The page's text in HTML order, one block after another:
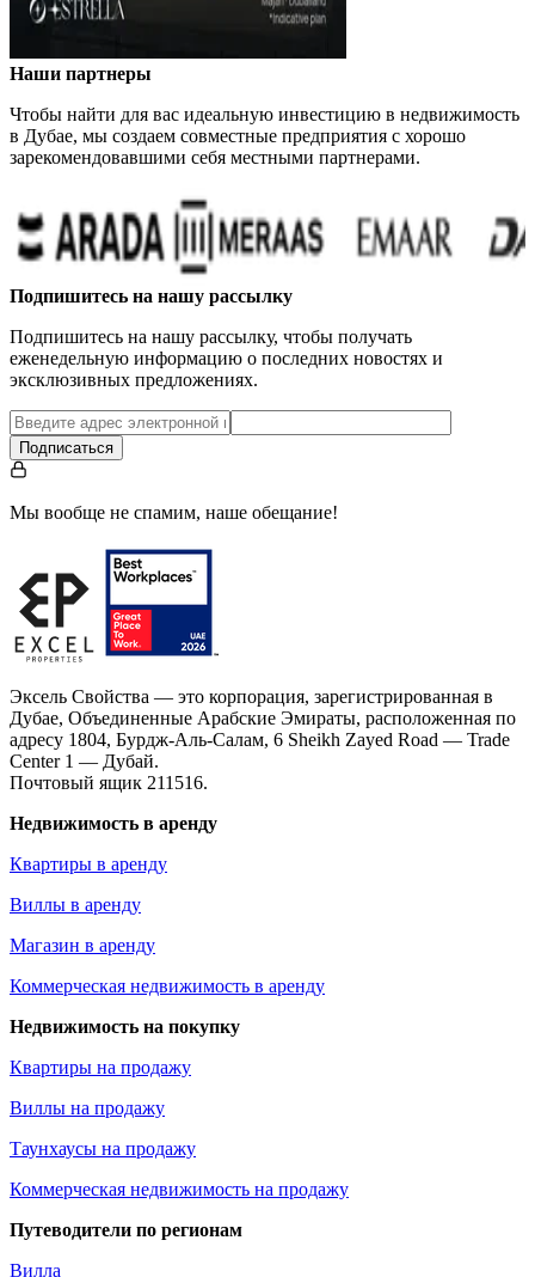
Наши партнеры
Чтобы найти для вас идеальную инвестицию в недвижимость
в Дубае, мы создаем совместные предприятия с хорошо
зарекомендовавшими себя местными партнерами.
Подпишитесь на нашу рассылку
Подпишитесь на нашу рассылку, чтобы получать
еженедельную информацию о последних новостях и
эксклюзивных предложениях.
Подписаться
Мы вообще не спамим, наше обещание!
Эксель Свойства — это корпорация, зарегистрированная в
Дубае, Объединенные Арабские Эмираты, расположенная по
адресу 1804, Бурдж-Аль-Салам, 6 Sheikh Zayed Road — Trade
Center 1 — Дубай.
Почтовый ящик 211516.
Недвижимость в аренду
Квартиры в аренду
Виллы в аренду
Магазин в аренду
Коммерческая недвижимость в аренду
Недвижимость на покупку
Квартиры на продажу
Виллы на продажу
Таунхаусы на продажу
Коммерческая недвижимость на продажу
Путеводители по регионам
Вилла